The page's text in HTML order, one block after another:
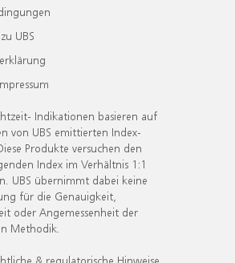
UBS
Indikationen basieren auf
von UBS emittierten Index-
Produkte versuchen den
Index im Verhältnis 1:1
UBS übernimmt dabei keine
für die Genauigkeit,
oder Angemessenheit der
Methodik.